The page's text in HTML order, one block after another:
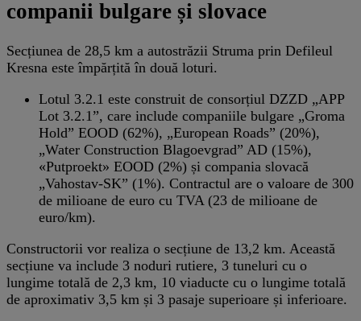
companii bulgare și slovace
Secțiunea de 28,5 km a autostrăzii Struma prin Defileul
Kresna este împărțită în două loturi.
Lotul 3.2.1 este construit de consorțiul DZZD „APP
Lot 3.2.1”, care include companiile bulgare „Groma
Hold” EOOD (62%), „European Roads” (20%),
„Water Construction Blagoevgrad” AD (15%),
«Putproekt» EOOD (2%) și compania slovacă
„Vahostav-SK” (1%). Contractul are o valoare de 300
de milioane de euro cu TVA (23 de milioane de
euro/km).
Constructorii vor realiza o secțiune de 13,2 km. Această
secțiune va include 3 noduri rutiere, 3 tuneluri cu o
lungime totală de 2,3 km, 10 viaducte cu o lungime totală
de aproximativ 3,5 km și 3 pasaje superioare și inferioare.